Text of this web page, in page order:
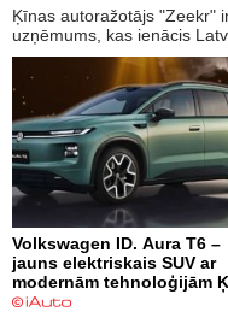
Ķīnas autoražotājs "Zeekr"
uzņēmums, kas ienācis
Volkswagen ID. Aura T6 –
jauns elektriskais SUV ar
modernām tehnoloģijām